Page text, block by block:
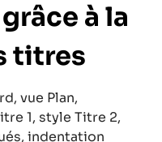
à la
titres